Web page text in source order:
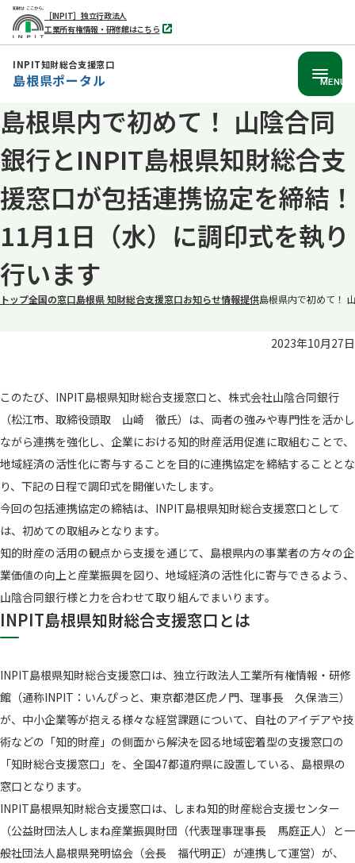
本
文
へ
動
［INPIT］独立行政法人
工業所有権情報・研修館はこちら
別
タ
INPIT知財総合支援窓口
島根県ポータル MENU
島根県内で初めて！ 山陰合同
銀行とINPIT島根県知財総合支
援窓口が包括連携協定を締結！
11月1日（水）に調印式を執り
行います
トップ全国の窓口島根県 知財総合支援窓口お知らせ情報提供島根県内で初めて！
2023年10月27日
このたび、INPIT島根県知財総合支援窓口と、株式会社山陰合同銀行
（松江市、取締役頭取 山崎 徹氏）は、両者の強みや専門性を活かし
ながら連携を強化し、企業における知的財産活用促進に取組むことで、
地域経済の活性化に寄与することを目的に連携協定を締結することとな
り、下記の日程で調印式を開催いたします。
今回の包括連携協定の締結は、INPIT島根県知財総合支援窓口として
は、初めての取組みとなります。
知的財産の活用の観点から支援を通じて、島根県内の事業者の方々の企
業価値の向上と産業振興を図り、地域経済の活性化に寄与できるよう、
山陰合同銀行様と力を合わせて取り組んでまいります。
INPIT島根県知財総合支援窓口とは
INPIT島根県知財総合支援窓口は、独立行政法人工業所有権情報・研修
館（通称INPIT：いんぴっと、東京都港区虎ノ門、理事長 久保浩三）
が、中小企業等が抱える様々な経営課題について、自社のアイデアや技
術などの「知的財産」の側面から解決を図る地域密着型の支援窓口の
「知財総合支援窓口」を、全国47都道府県に設置している、島根県の
窓口となります。
INPIT島根県知財総合支援窓口は、しまね知的財産総合支援センター
（公益財団法人しまね産業振興財団（代表理事理事長 馬庭正人）と一
般社団法人島根県発明協会（会長 福代明正）が連携して運営）が、